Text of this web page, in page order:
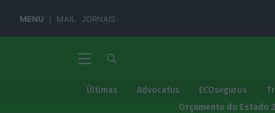
MENU MAIL JORNAIS
Últimas Advocatus ECOseguros
Orçamento do Estado